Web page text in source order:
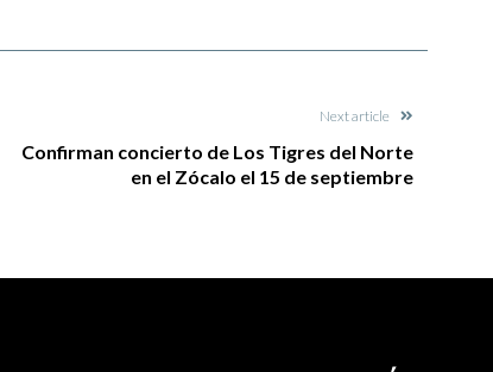
Next article
Confirman concierto de Los Tigres del Norte
en el Zócalo el 15 de septiembre